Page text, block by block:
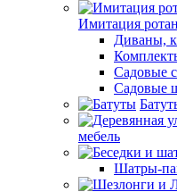
Имитация
Диваны,
Садовые
Садовые
мебель
Шатры-